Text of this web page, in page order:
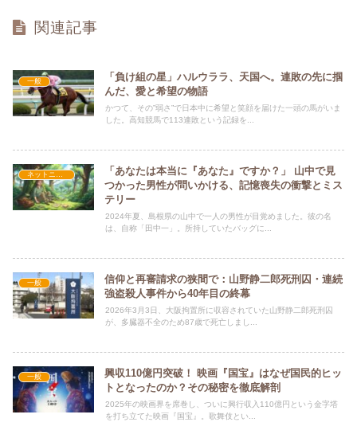
関連記事
一般
「負け組の星」ハルウララ、天国へ。連敗の先に掴
んだ、愛と希望の物語
かつて、その”弱さ”で日本中に希望と笑顔を届けた一頭の馬がいま
した。高知競馬で113連敗という記録を...
ネットニュース
「あなたは本当に『あなた』ですか？」 山中で見
つかった男性が問いかける、記憶喪失の衝撃とミス
テリー
2024年夏、島根県の山中で一人の男性が目覚めました。彼の名
は、自称「田中一」。所持していたバッグに...
一般
信仰と再審請求の狭間で：山野静二郎死刑囚・連続
強盗殺人事件から40年目の終幕
2026年3月3日、大阪拘置所に収容されていた山野静二郎死刑囚
が、多臓器不全のため87歳で死亡しまし...
一般
興収110億円突破！ 映画『国宝』はなぜ国民的ヒッ
トとなったのか？その秘密を徹底解剖
2025年の映画界を席巻し、ついに興行収入110億円という金字塔
を打ち立てた映画『国宝』。歌舞伎とい...